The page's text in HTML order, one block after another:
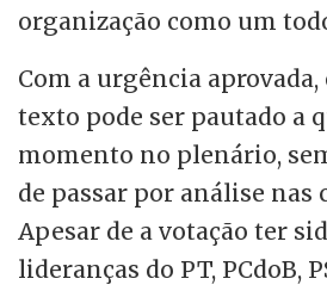
organização como um
Com a urgência
texto pode ser pautado a
momento no plenário,
de passar por análise nas
Apesar de a votação ter
lideranças do PT, PCdoB,